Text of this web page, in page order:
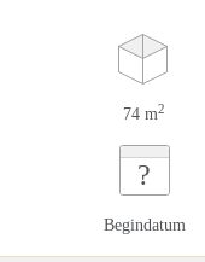
74 m2
?
Begindatum